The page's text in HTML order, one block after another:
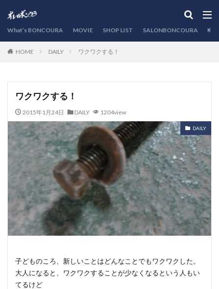
What’s BONCOURA MOVIE SHOP LIST SALONBONCOURA
HOME DAILY ワクワクする！
ワクワクする！
2015年1月24日 DAILY 1204view
DAILY
子どものころ、新しいことはどんなことでもワクワクした。
大人になると、ワクワクすることが少なくなるという人もい
てるけど
カテゴリー
検索